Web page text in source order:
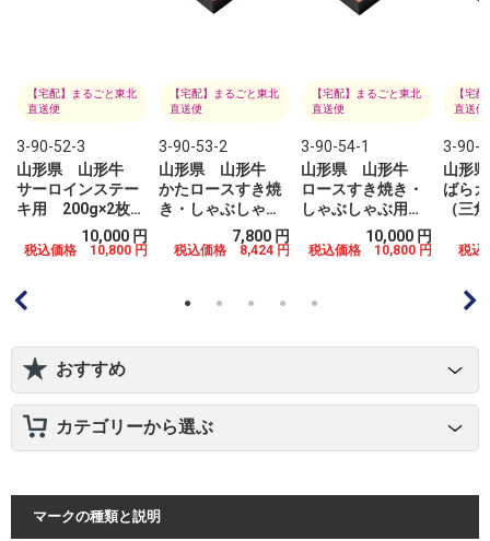
【宅配】まるごと東北
直送便
3-90-52-3
山形県 山形牛
サーロインステー
キ用 200g×2枚
10,000 円
税込価格 10,800 円
【宅配】まるごと東北
直送便
3-90-53-2
山形県 山形牛
かたロースすき焼
き・しゃぶしゃぶ
用 200g×2（冷
凍）
7,800 円
税込価格 8,424 円
【宅配】まるごと東北
直送便
3-90-54-1
山形県 山形牛
ロースすき焼き・
しゃぶしゃぶ用
200g×2（冷凍）
10,000 円
税込価格 10,800 円
【宅
直送便
3-90-
山形
ばら
（三
税込
おすすめ
カテゴリーから選ぶ
マークの種類と説明